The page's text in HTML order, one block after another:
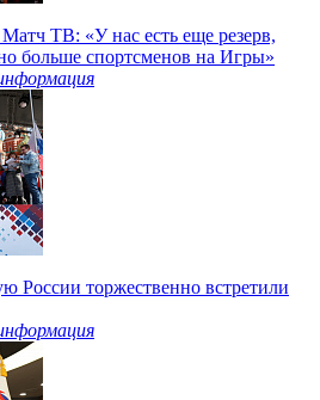
ТВ: «У нас есть еще резерв,
больше спортсменов на Игры»
России торжественно встретили